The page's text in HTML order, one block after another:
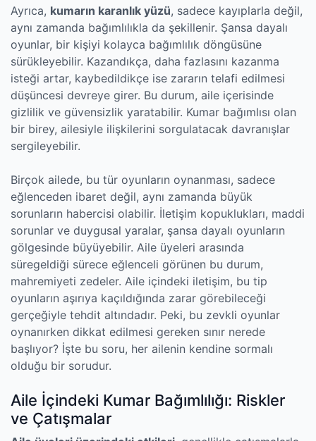
Ayrıca, kumarın karanlık yüzü, sadece kayıplarla değil,
aynı zamanda bağımlılıkla da şekillenir. Şansa dayalı
oyunlar, bir kişiyi kolayca bağımlılık döngüsüne
sürükleyebilir. Kazandıkça, daha fazlasını kazanma
isteği artar, kaybedildikçe ise zararın telafi edilmesi
düşüncesi devreye girer. Bu durum, aile içerisinde
gizlilik ve güvensizlik yaratabilir. Kumar bağımlısı olan
bir birey, ailesiyle ilişkilerini sorgulatacak davranışlar
sergileyebilir.
Birçok ailede, bu tür oyunların oynanması, sadece
eğlenceden ibaret değil, aynı zamanda büyük
sorunların habercisi olabilir. İletişim kopuklukları, maddi
sorunlar ve duygusal yaralar, şansa dayalı oyunların
gölgesinde büyüyebilir. Aile üyeleri arasında
süregeldiği sürece eğlenceli görünen bu durum,
mahremiyeti zedeler. Aile içindeki iletişim, bu tip
oyunların aşırıya kaçıldığında zarar görebileceği
gerçeğiyle tehdit altındadır. Peki, bu zevkli oyunlar
oynanırken dikkat edilmesi gereken sınır nerede
başlıyor? İşte bu soru, her ailenin kendine sormalı
olduğu bir sorudur.
Aile İçindeki Kumar Bağımlılığı: Riskler
ve Çatışmalar